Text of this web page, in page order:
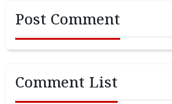
Post Comment
Comment List